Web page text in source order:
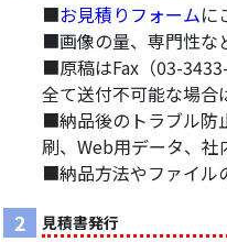
■お見積りフォームに
■画像の量、専門性な
■原稿はFax（03-
全て送付不可能な場合
■納品後のトラブル防
刷、Web用データ、社
■納品方法やファイル
2 見積書発行